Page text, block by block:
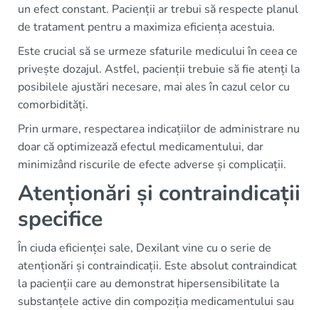
un efect constant. Pacienții ar trebui să respecte planul
de tratament pentru a maximiza eficiența acestuia.
Este crucial să se urmeze sfaturile medicului în ceea ce
privește dozajul. Astfel, pacienții trebuie să fie atenți la
posibilele ajustări necesare, mai ales în cazul celor cu
comorbidități.
Prin urmare, respectarea indicațiilor de administrare nu
doar că optimizează efectul medicamentului, dar
minimizând riscurile de efecte adverse și complicații.
Atenționări și contraindicații
specifice
În ciuda eficienței sale, Dexilant vine cu o serie de
atenționări și contraindicații. Este absolut contraindicat
la pacienții care au demonstrat hipersensibilitate la
substanțele active din compoziția medicamentului sau